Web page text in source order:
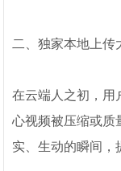
二、独家本地上传
在云端人之初，用
心视频被压缩或质
实、生动的瞬间，